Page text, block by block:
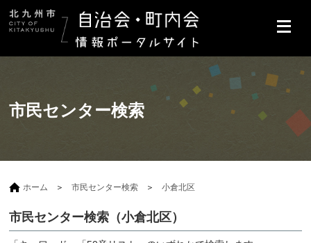
市民センター検索
ホーム 市民センター検索 小倉北区
市民センター検索（小倉北区）